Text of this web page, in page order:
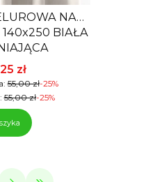
NA
BIAŁA
promocyjna
zł
55,00 zł-25%
55,00 zł-25%